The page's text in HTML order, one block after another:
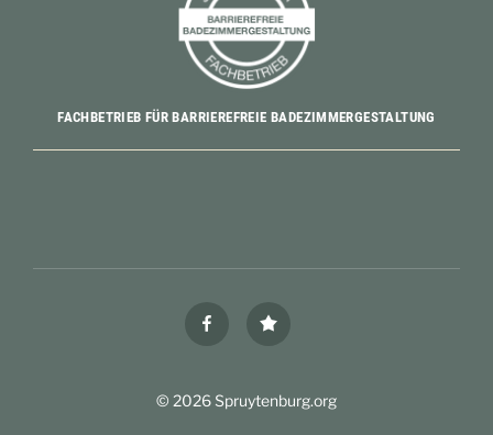
FACHBETRIEB FÜR BARRIEREFREIE BADEZIMMERGESTALTUNG
facebook Google
© 2026 Spruytenburg.org